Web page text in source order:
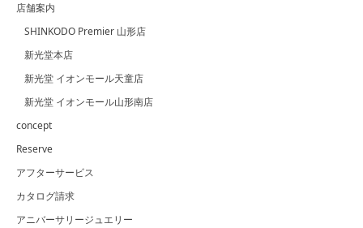
店舗案内
SHINKODO Premier 山形店
新光堂本店
新光堂 イオンモール天童店
新光堂 イオンモール山形南店
concept
Reserve
アフターサービス
カタログ請求
アニバーサリージュエリー